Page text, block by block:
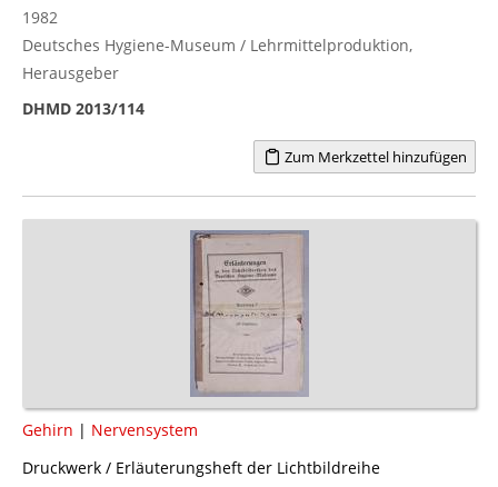
1982
Deutsches Hygiene-Museum / Lehrmittelproduktion,
Herausgeber
DHMD 2013/114
Zum Merkzettel hinzufügen
Gehirn | Nervensystem
Druckwerk / Erläuterungsheft der Lichtbildreihe